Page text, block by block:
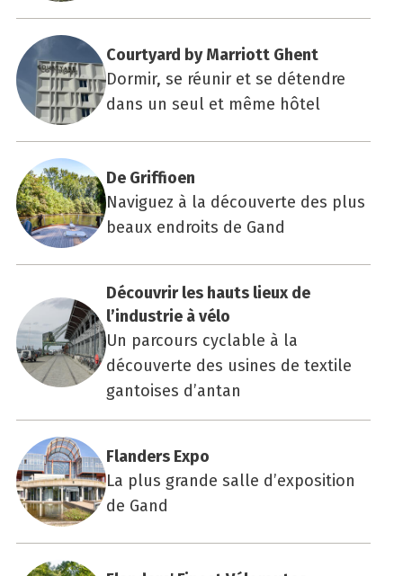
Cour­tyard by Mar­riott Ghent
Dormir, se réunir et se détendre
dans un seul et même hôtel
De Grif­fioen
Naviguez à la découverte des plus
beaux endroits de Gand
Décou­vrir les hauts lieux de
l’industrie à vélo
Un parcours cyclable à la
découverte des usines de textile
gantoises d’antan
Flan­ders Expo
La plus grande salle d’exposition
de Gand